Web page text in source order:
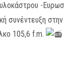
-
συνέντευξη
105,6 f.m.